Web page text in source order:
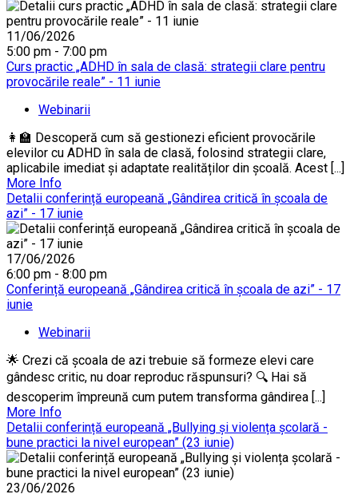
11/06/2026
5:00 pm - 7:00 pm
Curs practic „ADHD în sala de clasă: strategii clare pentru
provocările reale” - 11 iunie
Webinarii
👩‍🏫 Descoperă cum să gestionezi eficient provocările
elevilor cu ADHD în sala de clasă, folosind strategii clare,
aplicabile imediat și adaptate realităților din școală. Acest [...]
More Info
Detalii conferință europeană „Gândirea critică în școala de
azi” - 17 iunie
17/06/2026
6:00 pm - 8:00 pm
Conferință europeană „Gândirea critică în școala de azi” - 17
iunie
Webinarii
🌟 Crezi că școala de azi trebuie să formeze elevi care
gândesc critic, nu doar reproduc răspunsuri? 🔍 Hai să
descoperim împreună cum putem transforma gândirea [...]
More Info
Detalii conferință europeană „Bullying și violența școlară -
bune practici la nivel european” (23 iunie)
23/06/2026